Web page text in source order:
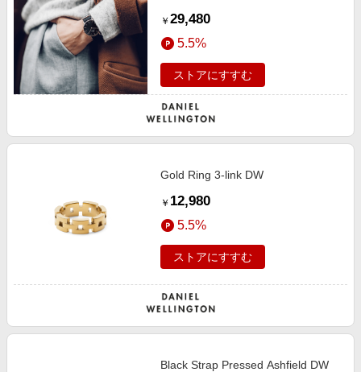
￥ 29,480
5.5%
ストアにすすむ
Gold Ring 3-link DW
￥ 12,980
5.5%
ストアにすすむ
Black Strap Pressed Ashfield DW